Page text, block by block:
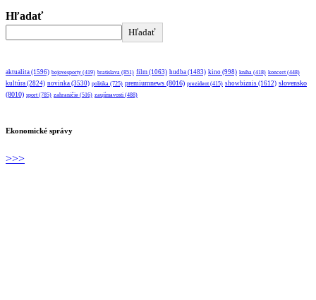
Hľadať
Hľadať
aktualita (1596) bojovesporty (419) bratislava (851) film (1063) hudba (1483) kino (998) kniha (418) koncert (448)
kultúra (2824) novinka (3530) politika (725) premiumnews (8016) prezident (415) showbiznis (1612) slovensko
(8010) sport (785) zahraničie (516) zaujímavosti (488)
Ekonomické správy
>>>